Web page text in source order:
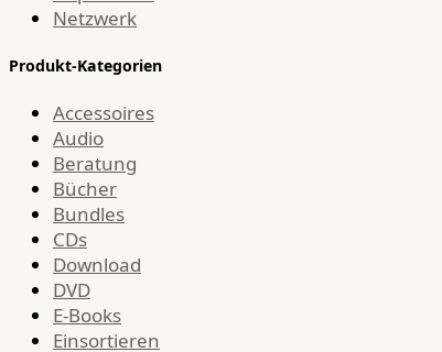
Netzwerk
Produkt-Kategorien
Accessoires
Audio
Beratung
Bücher
Bundles
CDs
Download
DVD
E-Books
Einsortieren